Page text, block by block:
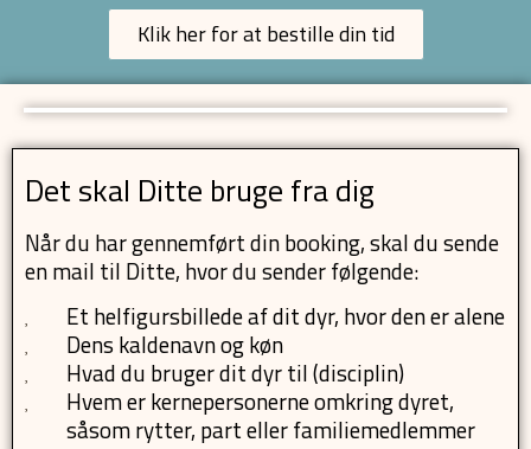
Klik her for at bestille din tid
Det skal Ditte bruge fra dig
Når du har gennemført din booking, skal du sende
en mail til Ditte, hvor du sender følgende:
Et helfigursbillede af dit dyr, hvor den er alene
Dens kaldenavn og køn
Hvad du bruger dit dyr til (disciplin)
Hvem er kernepersonerne omkring dyret,
såsom rytter, part eller familiemedlemmer